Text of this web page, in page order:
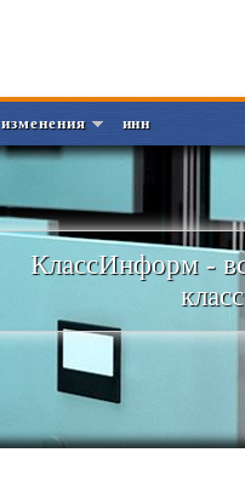
изменения инн
КлассИнформ -